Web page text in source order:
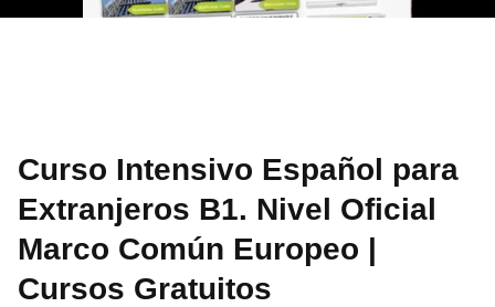
Curso Intensivo Español para
Extranjeros B1. Nivel Oficial
Marco Común Europeo |
Cursos Gratuitos